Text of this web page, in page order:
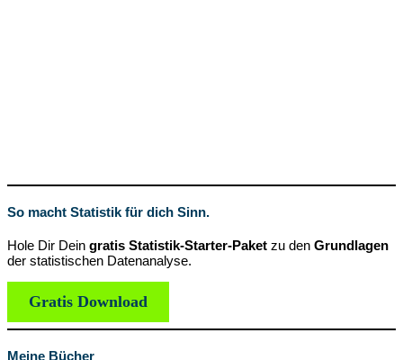
So macht Statistik für dich Sinn.
Hole Dir Dein gratis Statistik-Starter-Paket zu den Grundlagen
der statistischen Datenanalyse.
Gratis Download
Meine Bücher